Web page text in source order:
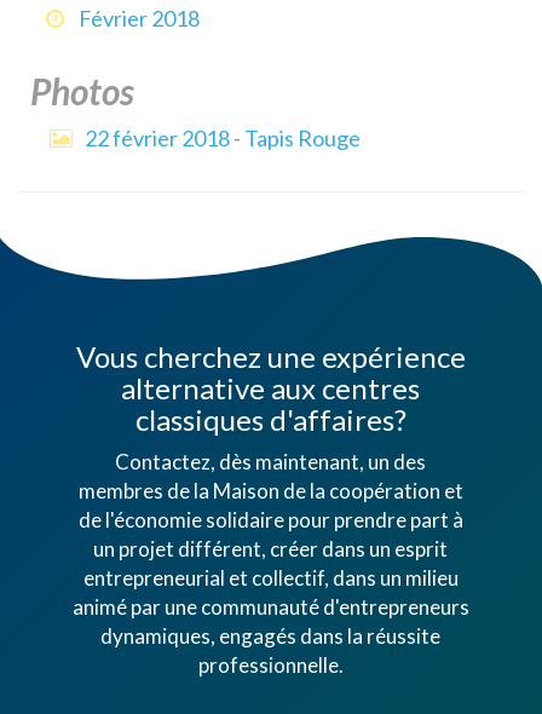
Février 2018
Photos
22 février 2018 - Tapis Rouge
Vous cherchez une expérience
alternative aux centres
classiques d'affaires?
Contactez, dès maintenant, un des
membres de la Maison de la coopération et
de l'économie solidaire pour prendre part à
un projet différent, créer dans un esprit
entrepreneurial et collectif, dans un milieu
animé par une communauté d'entrepreneurs
dynamiques, engagés dans la réussite
professionnelle.